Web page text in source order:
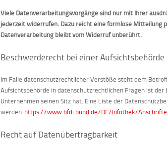
Viele Datenverarbeitungsvorgänge sind nur mit Ihrer
jederzeit widerrufen. Dazu reicht eine formlose Mitteilung
Datenverarbeitung bleibt vom Widerruf unberührt.
Beschwerderecht bei einer Aufsichtsbehörde
Im Falle datenschutzrechtlicher Verstöße steht dem
Aufsichtsbehörde in datenschutzrechtlichen Fragen ist
Unternehmen seinen Sitz hat. Eine Liste der
werden: https://www.bfdi.bund.de/DE/Infothek/
Recht auf Datenübertragbarkeit